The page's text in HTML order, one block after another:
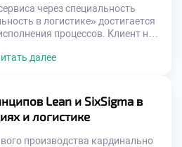
через специальность
в логистике» достигается
процессов. Клиент не
Логистика является главным
звеньев. Ошибка на
разрушают репутацию
сотрудников […]
далее
Lean и SixSigma в
и логистике
производства кардинально